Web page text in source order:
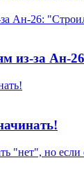
из-за Ан-